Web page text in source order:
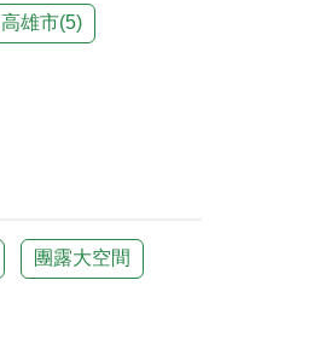
高雄市(5)
團露大空間